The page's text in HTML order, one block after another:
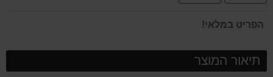
הפריט במלאי!
תיאור המוצר